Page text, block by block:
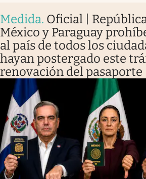
Medida. Oficial |
México y Paraguay
al país de todos los
hayan postergado este
renovación del pasaporte